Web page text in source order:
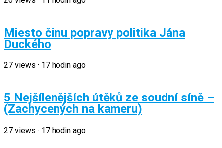
Miesto činu popravy politika Jána
Duckého
27 views · 17 hodin ago
5 Nejšílenějších útěků ze soudní síně –
(Zachycených na kameru)
27 views · 17 hodin ago